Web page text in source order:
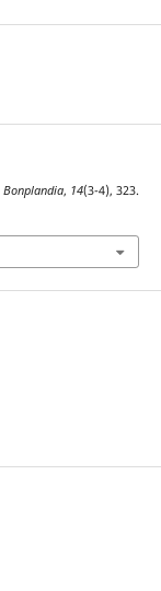
Bonplandia, 14(3-4), 323.